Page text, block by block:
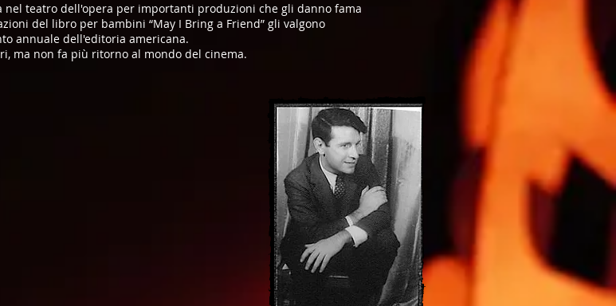
nel teatro dell'opera per importanti produzioni che gli danno fama
del libro per bambini “May I Bring a Friend” gli valgono
annuale dell'editoria americana.
ma non fa più ritorno al mondo del cinema.